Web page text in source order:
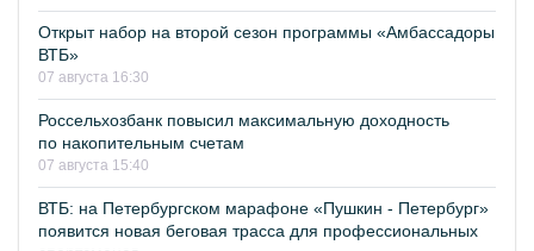
Открыт набор на второй сезон программы «Амбассадоры
ВТБ»
07 августа 16:30
Россельхозбанк повысил максимальную доходность
по накопительным счетам
07 августа 15:40
ВТБ: на Петербургском марафоне «Пушкин - Петербург»
появится новая беговая трасса для профессиональных